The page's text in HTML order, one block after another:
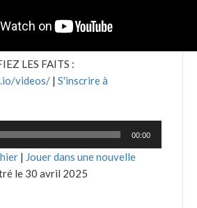
LES FAITS :
videos/ | S'inscrire à
00:00
| Jouer dans une nouvelle
le 30 avril 2025